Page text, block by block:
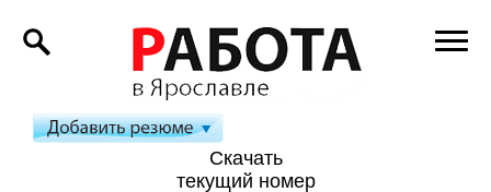
Скачать
текущий номер